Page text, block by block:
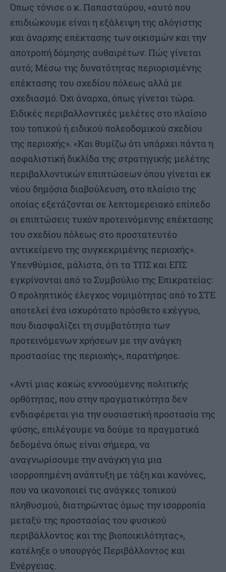
Όπως τόνισε ο κ. Παπασταύρου, «αυτό που
επιδιώκουμε είναι η εξάλειψη της αλόγιστης
και άναρχης επέκτασης των οικισμών και την
αποτροπή δόμησης αυθαιρέτων. Πώς γίνεται
αυτό; Μέσω της δυνατότητας περιορισμένης
επέκτασης του σχεδίου πόλεως αλλά με
σχεδιασμό. Όχι άναρχα, όπως γίνεται τώρα.
Ειδικές περιβαλλοντικές μελέτες στο πλαίσιο
του τοπικού ή ειδικού πολεοδομικού σχεδίου
της περιοχής». «Και θυμίζω ότι υπάρχει πάντα η
ασφαλιστική δικλίδα της στρατηγικής μελέτης
περιβαλλοντικών επιπτώσεων όπου γίνεται εκ
νέου δημόσια διαβούλευση, στο πλαίσιο της
οποίας εξετάζονται σε λεπτομερειακό επίπεδο
οι επιπτώσεις τυχόν προτεινόμενης επέκτασης
του σχεδίου πόλεως στο προστατευτέο
αντικείμενο της συγκεκριμένης περιοχής».
Υπενθύμισε, μάλιστα, ότι τα ΤΠΣ και ΕΠΣ
εγκρίνονται από το Συμβούλιο της Επικρατείας:
Ο προληπτικός έλεγχος νομιμότητας από το ΣΤΕ
αποτελεί ένα ισχυρότατο πρόσθετο εχέγγυο,
που διασφαλίζει τη συμβατότητα των
προτεινόμενων χρήσεων με την ανάγκη
προστασίας της περιοχής», παρατήρησε.
«Αντί μιας κακώς εννοούμενης πολιτικής
ορθότητας, που στην πραγματικότητα δεν
ενδιαφέρεται για την ουσιαστική προστασία της
φύσης, επιλέγουμε να δούμε τα πραγματικά
δεδομένα όπως είναι σήμερα, να
αναγνωρίσουμε την ανάγκη για μια
ισορροπημένη ανάπτυξη με τάξη και κανόνες,
που να ικανοποιεί τις ανάγκες τοπικού
πληθυσμού, διατηρώντας όμως την ισορροπία
μεταξύ της προστασίας του φυσικού
περιβάλλοντος και της βιοποικιλότητας»,
κατέληξε ο υπουργός Περιβάλλοντος και
Ενέργειας.